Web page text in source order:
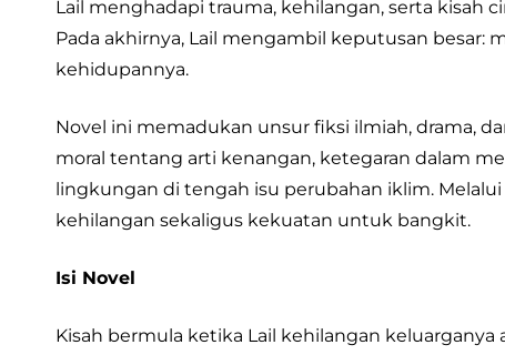
Lail menghadapi trauma, kehilangan, serta kisah
Pada akhirnya, Lail mengambil keputusan besar:
kehidupannya.
Novel ini memadukan unsur fiksi ilmiah, drama,
moral tentang arti kenangan, ketegaran dalam
lingkungan di tengah isu perubahan iklim.
kehilangan sekaligus kekuatan untuk bangkit.
Isi Novel
Kisah bermula ketika Lail kehilangan keluarganya